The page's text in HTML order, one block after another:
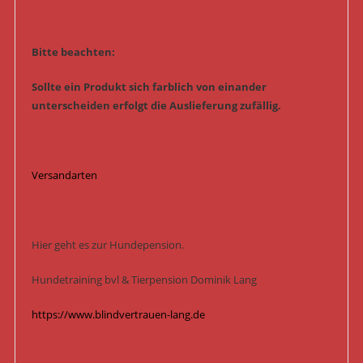
Bitte beachten:
Sollte ein Produkt sich farblich von einander
unterscheiden erfolgt die Auslieferung zufällig.
Versandarten
Hier geht es zur Hundepension.
Hundetraining bvl & Tierpension Dominik Lang
https://www.blindvertrauen-lang.de